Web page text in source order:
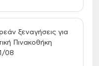
ξεναγήσεις για
Πινακοθήκη
08